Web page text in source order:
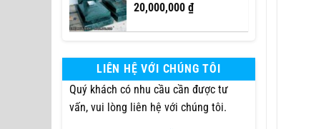
20,000,000 ₫
LIÊN HỆ VỚI CHÚNG TÔI
Quý khách có nhu cầu cần được tư
vấn, vui lòng liên hệ với chúng tôi.